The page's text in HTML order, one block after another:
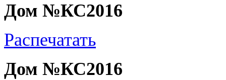
Дом №КС2016
Распечатать
Дом №КС2016